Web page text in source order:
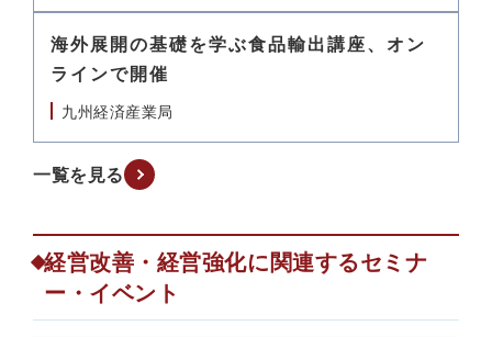
海外展開の基礎を学ぶ食品輸出講座、オン
ラインで開催
九州経済産業局
一覧を見る
経営改善・経営強化に関連するセミナ
ー・イベント